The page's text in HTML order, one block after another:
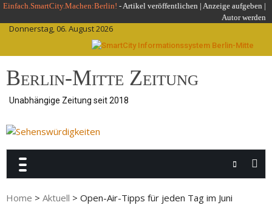
Skip
content
Einfach.SmartCity.Machen:Berlin! -Artikel veröffentlichen | Anzeige aufgeben |
Autor werden
Donnerstag, 06. August 2026
Berlin-Mitte Zeitung
Unabhängige Zeitung seit 2018
Home > Aktuell > Open-Air-Tipps für jeden Tag im Juni